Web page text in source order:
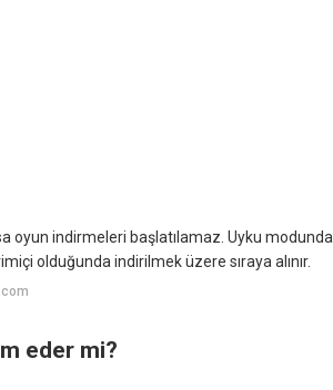
oyun indirmeleri başlatılamaz. Uyku modunda
olduğunda indirilmek üzere sıraya alınır.
eder mi?